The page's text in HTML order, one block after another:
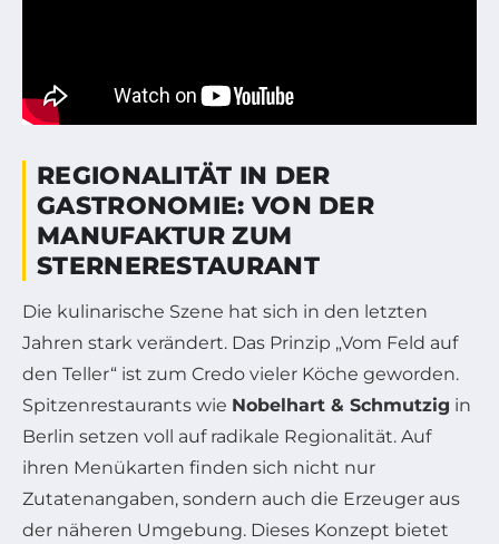
REGIONALITÄT IN DER
GASTRONOMIE: VON DER
MANUFAKTUR ZUM
STERNERESTAURANT
Die kulinarische Szene hat sich in den letzten
Jahren stark verändert. Das Prinzip „Vom Feld auf
den Teller“ ist zum Credo vieler Köche geworden.
Spitzenrestaurants wie Nobelhart & Schmutzig in
Berlin setzen voll auf radikale Regionalität. Auf
ihren Menükarten finden sich nicht nur
Zutatenangaben, sondern auch die Erzeuger aus
der näheren Umgebung. Dieses Konzept bietet